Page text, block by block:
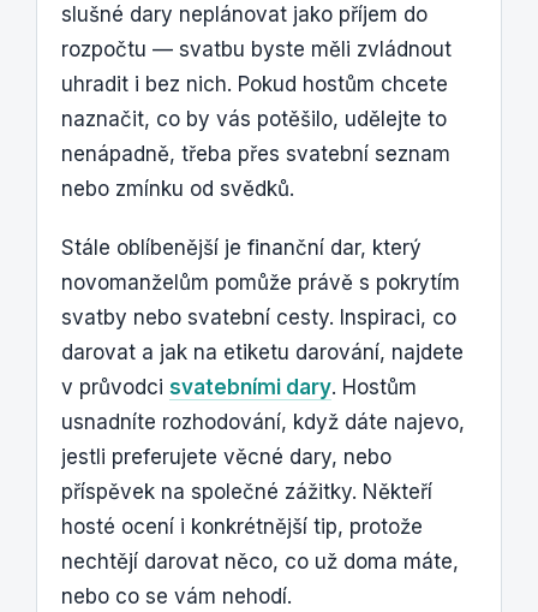
slušné dary neplánovat jako příjem do
rozpočtu — svatbu byste měli zvládnout
uhradit i bez nich. Pokud hostům chcete
naznačit, co by vás potěšilo, udělejte to
nenápadně, třeba přes svatební seznam
nebo zmínku od svědků.
Stále oblíbenější je finanční dar, který
novomanželům pomůže právě s pokrytím
svatby nebo svatební cesty. Inspiraci, co
darovat a jak na etiketu darování, najdete
v průvodci svatebními dary. Hostům
usnadníte rozhodování, když dáte najevo,
jestli preferujete věcné dary, nebo
příspěvek na společné zážitky. Někteří
hosté ocení i konkrétnější tip, protože
nechtějí darovat něco, co už doma máte,
nebo co se vám nehodí.